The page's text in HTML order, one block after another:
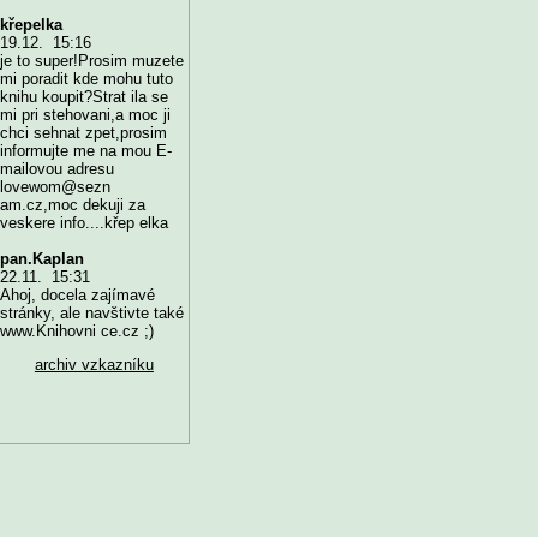
křepelka
19.12. 15:16
je to super!Prosim muzete
mi poradit kde mohu tuto
knihu koupit?Strat ila se
mi pri stehovani,a moc ji
chci sehnat zpet,prosim
informujte me na mou E-
mailovou adresu
lovewom@sezn
am.cz,moc dekuji za
veskere info....křep elka
pan.Kaplan
22.11. 15:31
Ahoj, docela zajímavé
stránky, ale navštivte také
www.Knihovni ce.cz ;)
archiv vzkazníku